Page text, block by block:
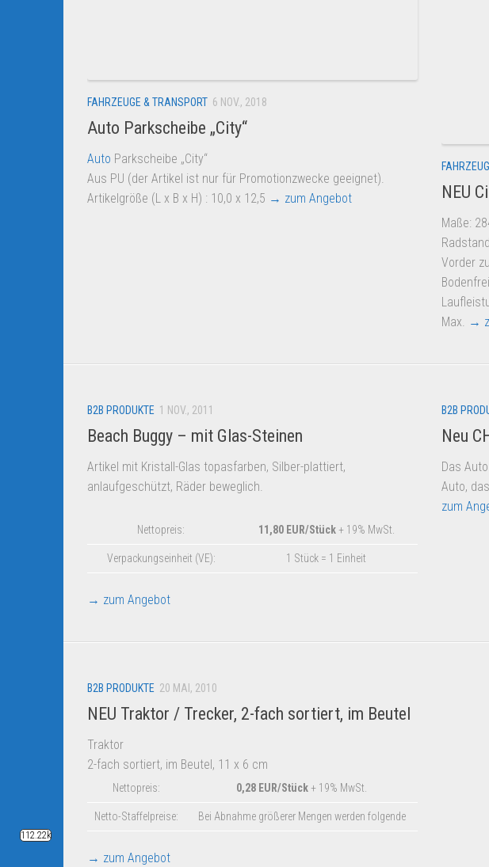
FAHRZEUGE & TRANSPORT 6 NOV., 2018
Auto Parkscheibe „City“
Auto Parkscheibe „City“
Aus PU (der Artikel ist nur für Promotionzwecke geeignet).
Artikelgröße (L x B x H) : 10,0 x 12,5 → zum Angebot NEU
Maße:
Vorder
Max.
→
B2B PRODUKTE 1 NOV., 2011
Beach Buggy – mit Glas-Steinen
Artikel mit Kristall-Glas topasfarben, Silber-plattiert,
anlaufgeschützt, Räder beweglich.
Nettopreis: 11,80 EUR/Stück+ 19% MwSt.
Verpackungseinheit (VE): 1 Stück = 1 Einheit
→ zum Angebot
B2B
Neu
Das
Auto,
zum
B2B PRODUKTE 20 MAI, 2010
NEU Traktor / Trecker, 2-fach sortiert, im Beutel
Traktor
2-fach sortiert, im Beutel, 11 x 6 cm
Nettopreis: 0,28 EUR/Stück+ 19% MwSt.
Netto-Staffelpreise: Bei Abnahme größerer Mengen werden folgende
→ zum Angebot
112.22k